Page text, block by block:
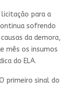
licitação para a
sofrendo
da demora,
mês os insumos
do ELA.
primeiro sinal do